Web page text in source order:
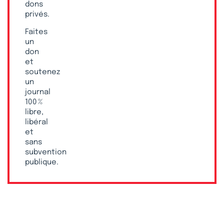
dons
privés.
Faites
un
don
et
soutenez
un
journal
100 %
libre,
libéral
et
sans
subvention
publique.